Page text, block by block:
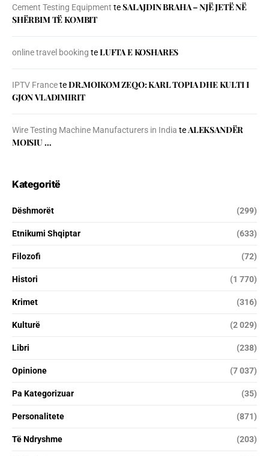
Cement Testing Equipment teSALAJDIN BRAHA – NJЁ JETЁ NЁ
SHЁRBIM TЁ KOMBIT
online travel booking teLUFTA E KOSHARES
IPTV FranceteDR.MOIKOM ZEQO: KARL TOPIA DHE KULTI I
GJON VLADIMIRIT
Wire Testing Machine Manufacturers in India teALEKSANDËR
MOISIU …
Kategoritë
Dëshmorët (299)
Etnikumi Shqiptar (633)
Filozofi (72)
Histori (1 770)
Krimet (316)
Kulturë (2 029)
Libri (238)
Opinione (7 037)
Pa Kategorizuar (35)
Personalitete (871)
Të Ndryshme (203)